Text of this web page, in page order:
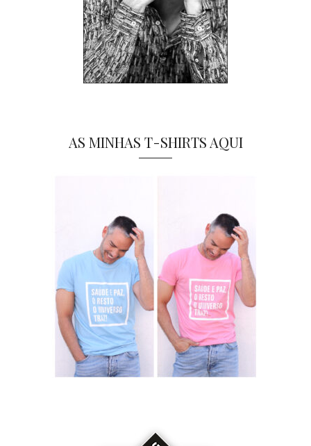
AS MINHAS T-SHIRTS AQUI